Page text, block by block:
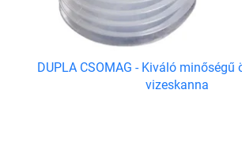
DUPLA CSOMAG - Kiváló
vizeskanna